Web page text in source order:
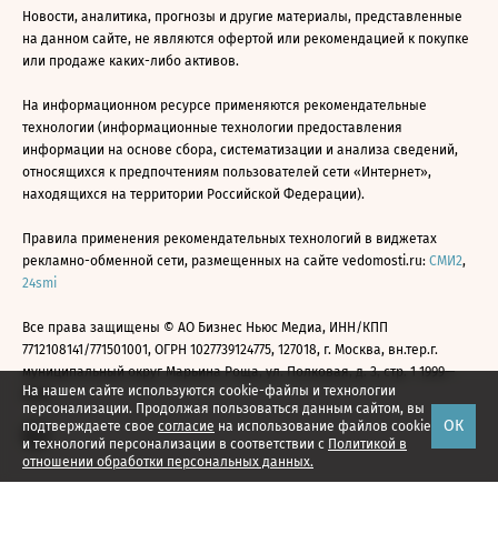
На нашем сайте используются cookie-файлы и технологии
персонализации. Продолжая пользоваться данным сайтом, вы
подтверждаете свое согласие на использование файлов cookie
и технологий персонализации в соответствии с Политикой в
отношении обработки персональных данных.
ОК
Новости, аналитика, прогнозы и другие материалы, представленные
на данном сайте, не являются офертой или рекомендацией к покупке
или продаже каких-либо активов.
На информационном ресурсе применяются рекомендательные
технологии (информационные технологии предоставления
информации на основе сбора, систематизации и анализа сведений,
относящихся к предпочтениям пользователей сети «Интернет»,
находящихся на территории Российской Федерации).
Правила применения рекомендательных технологий в виджетах
рекламно-обменной сети, размещенных на сайте vedomosti.ru: СМИ2,
24smi
Все права защищены © АО Бизнес Ньюс Медиа, ИНН/КПП
7712108141/771501001, ОГРН 1027739124775, 127018, г. Москва, вн.тер.г.
муниципальный округ Марьина Роща, ул. Полковая, д. 3, стр. 1 1999—
2026